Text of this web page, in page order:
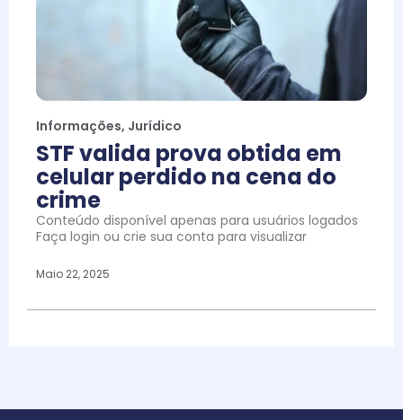
Informações, Jurídico
STF valida prova obtida em
celular perdido na cena do
crime
Conteúdo disponível apenas para usuários logados
Faça login ou crie sua conta para visualizar
Maio 22, 2025